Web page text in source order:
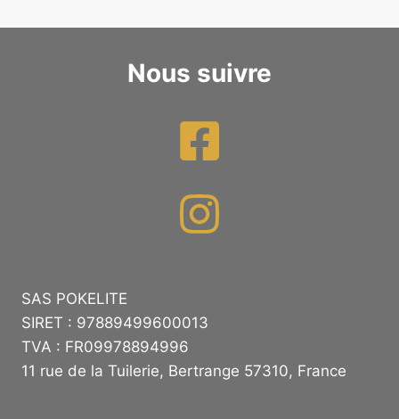
Nous suivre
SAS POKELITE
SIRET : 97889499600013
TVA : FR09978894996
11 rue de la Tuilerie, Bertrange 57310, France